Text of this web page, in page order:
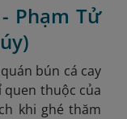
Phạm Tử
bún cá cay
thuộc của
khi ghé thăm